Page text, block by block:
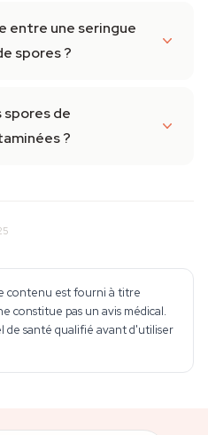
entre une seringue
spores ?
spores de
?
contenu est fourni à titre
constitue pas un avis médical.
de santé qualifié avant d'utiliser